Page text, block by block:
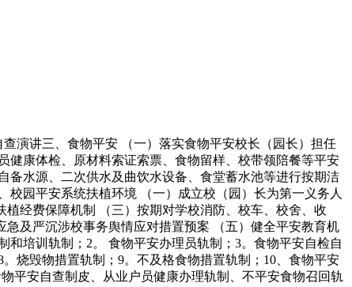
演讲三、食物平安 （一）落实食物平安校长（园长）担任
健康体检、原材料索证索票、食物留样、校带领陪餐等平安
备水源、二次供水及曲饮水设备、食堂蓄水池等进行按期洁
园平安系统扶植环境 （一）成立校（园）长为第一义务人
经费保障机制 （三）按期对学校消防、校车、校舍、收
及严沉涉校事务舆情应对措置预案 （五）健全平安教育机
培训轨制；2。 食物平安办理员轨制；3。食物平安自检自
烧毁物措置轨制；9。不及格食物措置轨制；10、食物平安
平安自查制皮、从业户员健康办理轨制、不平安食物召回轨